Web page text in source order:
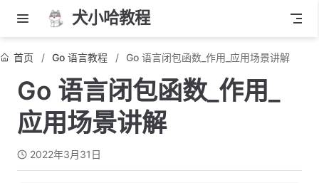
犬小哈教程
首页 Go 语言教程 Go 语言闭包函数_作用_应用场景讲解
Go 语言闭包函数_作用_
应用场景讲解
2022年3月31日